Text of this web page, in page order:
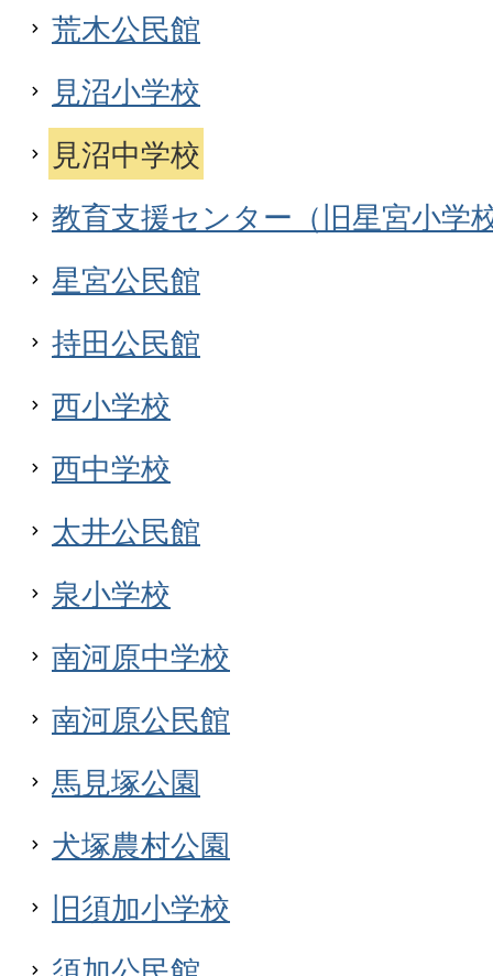
荒木公民館
見沼小学校
見沼中学校
教育支援センター（旧星宮小学
星宮公民館
持田公民館
西小学校
西中学校
太井公民館
泉小学校
南河原中学校
南河原公民館
馬見塚公園
犬塚農村公園
旧須加小学校